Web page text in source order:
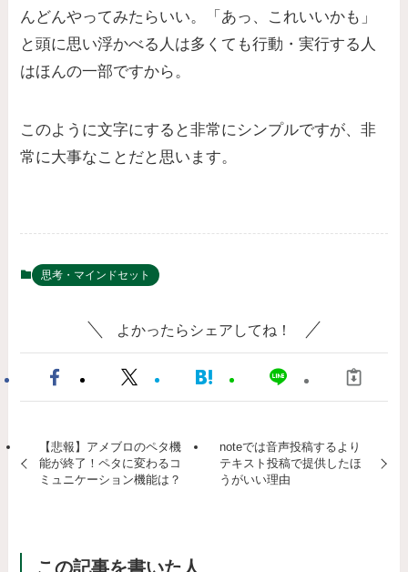
んどんやってみたらいい。「あっ、これいいかも」
と頭に思い浮かべる人は多くても行動・実行する人
はほんの一部ですから。
このように文字にすると非常にシンプルですが、非
常に大事なことだと思います。
思考・マインドセット
よかったらシェアしてね！
【悲報】アメブロのペタ機
能が終了！ペタに変わるコ
ミュニケーション機能は？
noteでは音声投稿するより
テキスト投稿で提供したほ
うがいい理由
この記事を書いた人